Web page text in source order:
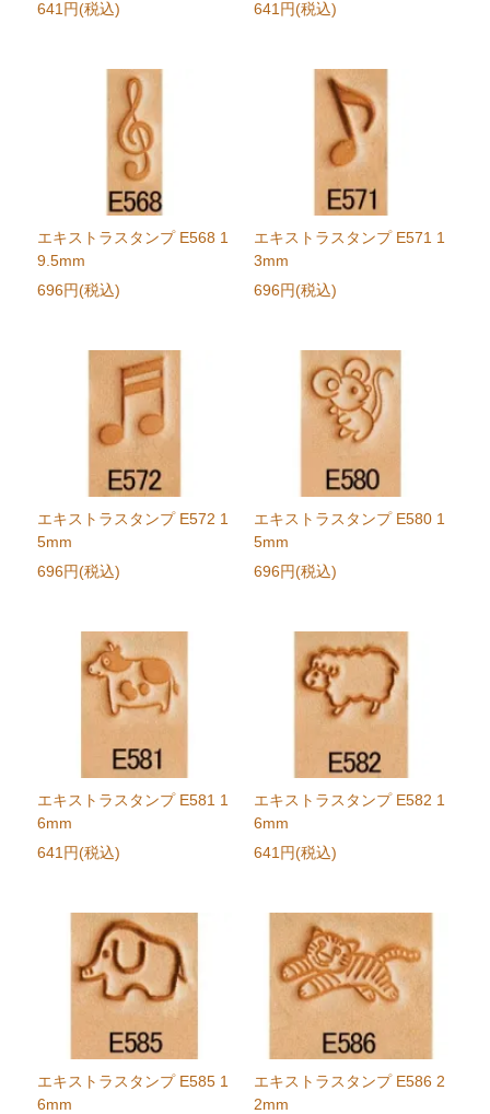
641円(税込) 641円(税込)
エキストラスタンプ E568 1
9.5mm
696円(税込)
エキストラスタンプ E571 1
3mm
696円(税込)
エキストラスタンプ E572 1
5mm
696円(税込)
エキストラスタンプ E580 1
5mm
696円(税込)
エキストラスタンプ E581 1
6mm
641円(税込)
エキストラスタンプ E582 1
6mm
641円(税込)
エキストラスタンプ E585 1
6mm
エキストラスタンプ E586 2
2mm